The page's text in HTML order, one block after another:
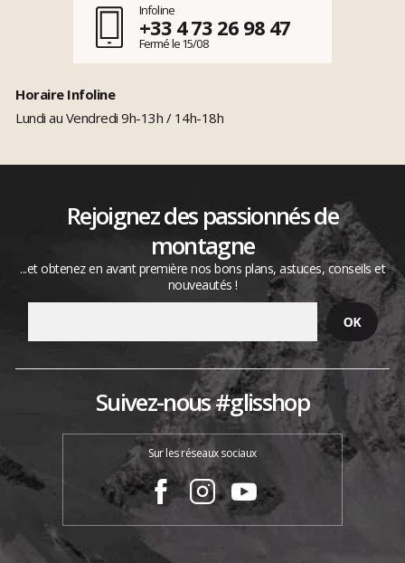
Infoline
+33 4 73 26 98 47
Fermé le 15/08
Horaire Infoline
Lundi au Vendredi 9h-13h / 14h-18h
Rejoignez des passionnés de
montagne
...et obtenez en avant première nos bons plans, astuces, conseils et
nouveautés !
Suivez-nous #glisshop
Sur les réseaux sociaux